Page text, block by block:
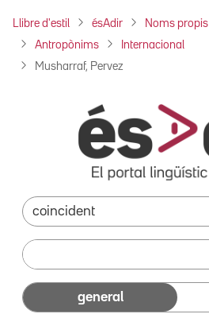
Llibre d'estil ésAdir Noms propis
Antropònims Internacional
Musharraf, Pervez
general